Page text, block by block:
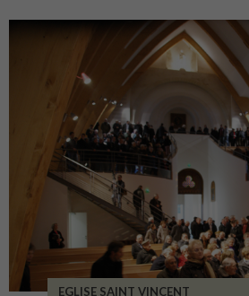
EGLISE SAINT VINCENT